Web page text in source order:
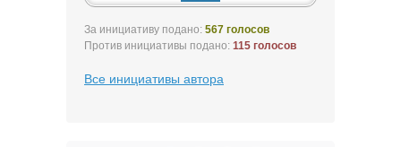
За инициативу подано: 567 голосов
Против инициативы подано: 115 голосов
Все инициативы автора